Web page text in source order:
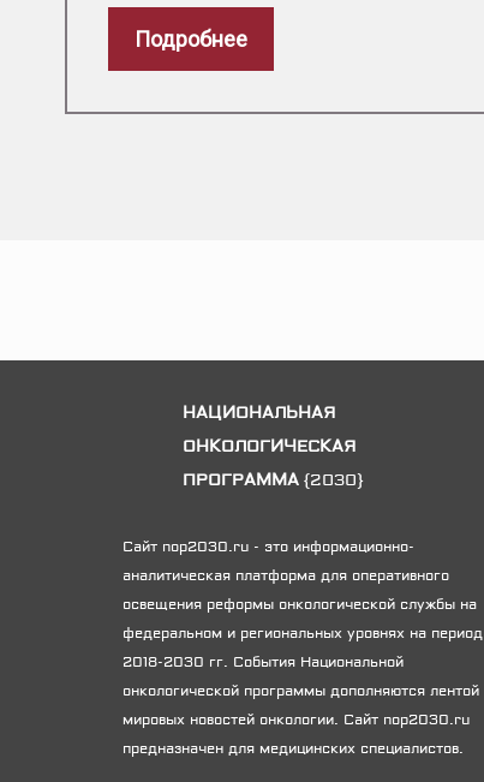
Подробнее
НАЦИОНАЛЬНАЯ
ОНКОЛОГИЧЕСКАЯ
ПРОГРАММА {2030}
Сайт nop2030.ru - это информационно-
аналитическая платформа для оперативного
освещения реформы онкологической службы на
федеральном и региональных уровнях на период
2018-2030 гг. События Национальной
онкологической программы дополняются лентой
мировых новостей онкологии. Сайт nop2030.ru
предназначен для медицинских специалистов.